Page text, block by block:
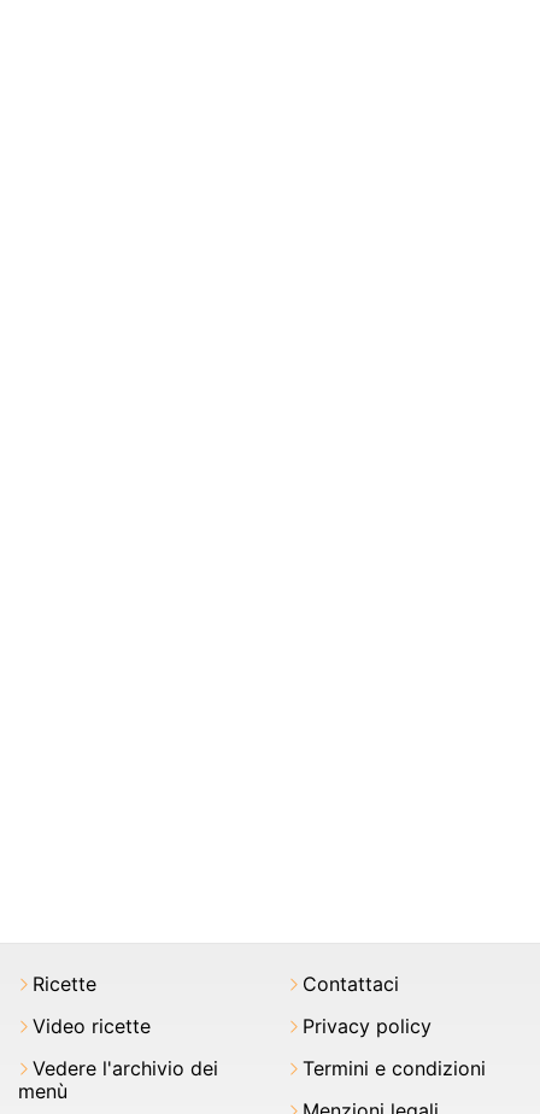
Ricette
Video ricette
Vedere l'archivio dei
menù
Contattaci
Privacy policy
Termini e condizioni